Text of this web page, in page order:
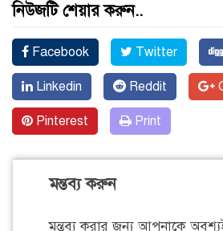
নিউজটি শেয়ার করুন..
Facebook Twitter
Linkedin Reddit
Pinterest Print
মন্তব্য করুন
মন্তব্য করার জন্য আপনাকে